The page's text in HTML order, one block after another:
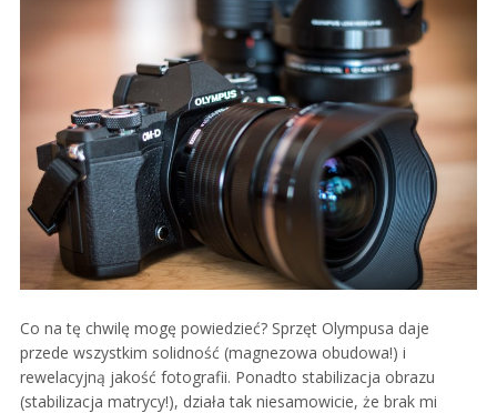
Co na tę chwilę mogę powiedzieć? Sprzęt Olympusa daje
przede wszystkim solidność (magnezowa obudowa!) i
rewelacyjną jakość fotografii. Ponadto stabilizacja obrazu
(stabilizacja matrycy!), działa tak niesamowicie, że brak mi